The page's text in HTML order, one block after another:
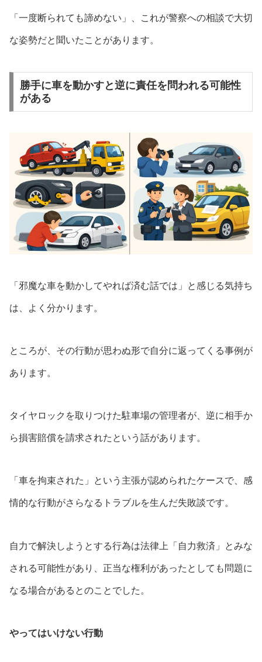
「一度断られても諦めない」、これが警察への相談で大切
な姿勢だと聞いたことがあります。
勝手に車を動かすと逆に責任を問われる可能性
がある
「邪魔な車を動かしてやれば済む話では」と感じる気持ち
は、よく分かります。
ところが、その行動が思わぬ形で自分に返ってくる事例が
あります。
タイヤロックを取りつけた駐車場の管理者が、逆に相手か
ら損害賠償を請求されたという話があります。
「車を拘束された」という主張が認められたケースで、感
情的な行動がさらなるトラブルを生んだ失敗談です。
自力で解決しようとする行為は法律上「自力救済」とみな
される可能性があり、正当な権利があったとしても問題に
なる場合があるとのことでした。
やってはいけない行動